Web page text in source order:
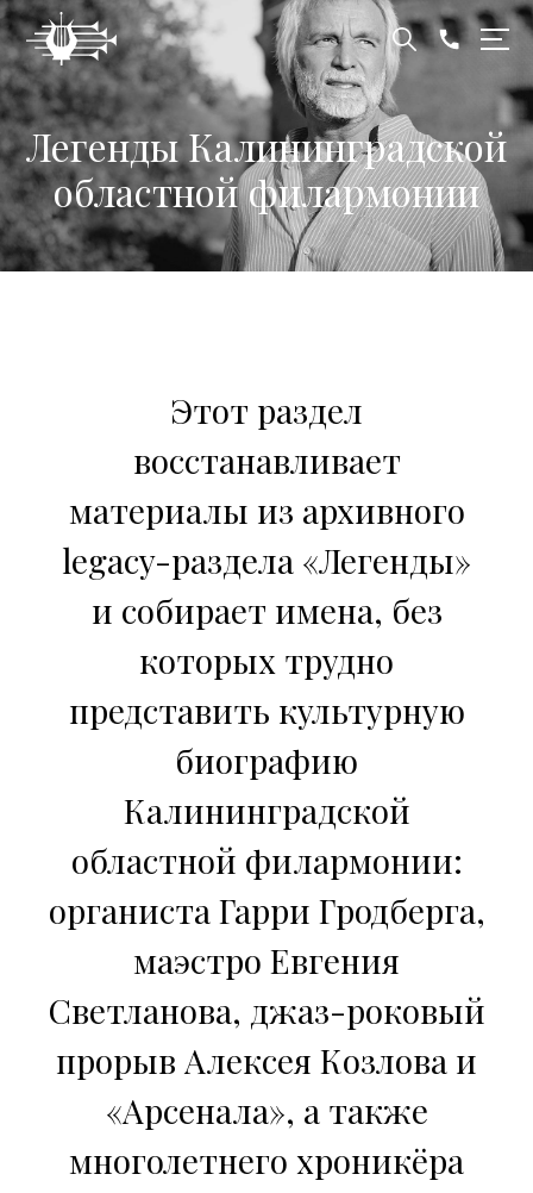
Легенды Калининградской
областной филармонии
Этот раздел
восстанавливает
материалы из архивного
legacy-раздела «Легенды»
и собирает имена, без
которых трудно
представить культурную
биографию
Калининградской
областной филармонии:
органиста Гарри Гродберга,
маэстро Евгения
Светланова, джаз-роковый
прорыв Алексея Козлова и
«Арсенала», а также
многолетнего хроникёра